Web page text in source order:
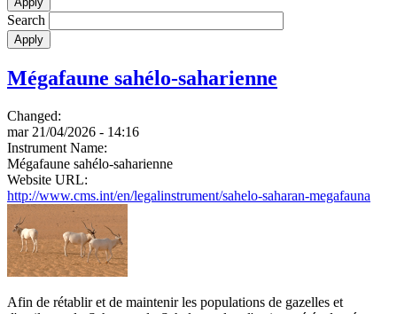
Search
Mégafaune sahélo-saharienne
Changed:
mar 21/04/2026 - 14:16
Instrument Name:
Mégafaune sahélo-saharienne
Website URL:
http://www.cms.int/en/legalinstrument/sahelo-saharan-megafauna
Afin de rétablir et de maintenir les populations de gazelles et